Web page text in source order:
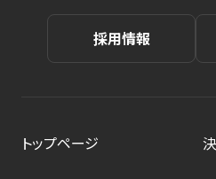
採用情報
トップページ